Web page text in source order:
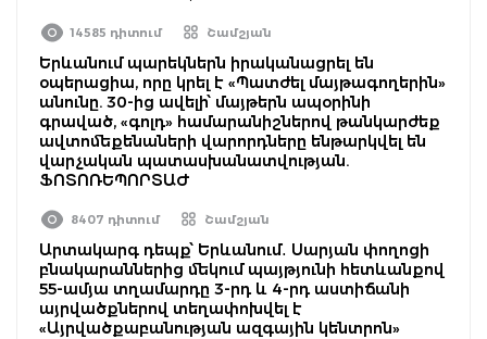
14585 դիտում Շամշյան
Երևանում պարեկներն իրականացրել են
օպերացիա, որը կրել է «Պատժել մայթագողերին»
անունը. 30-ից ավելի՝ մայթերն ապօրինի
գրաված, «գոլդ» համարանիշներով թանկարժեք
ավտոմեքենաների վարորդները ենթարկվել են
վարչական պատասխանատվության.
ՖՈՏՈՌԵՊՈՐՏԱԺ
8407 դիտում Շամշյան
Արտակարգ դեպք՝ Երևանում․ Սարյան փողոցի
բնակարաններից մեկում պայթյունի հետևանքով
55-ամյա տղամարդը 3-րդ և 4-րդ աստիճանի
այրվածքներով տեղափոխվել է
«Այրվածքաբանության ազգային կենտրոն»